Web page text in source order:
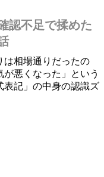
認不足で揉めた
は相場通りだったの
悪くなった」という
表記」の中身の認識ズ